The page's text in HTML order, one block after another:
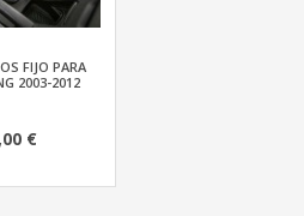
FIJO PARA
2003-2012
€